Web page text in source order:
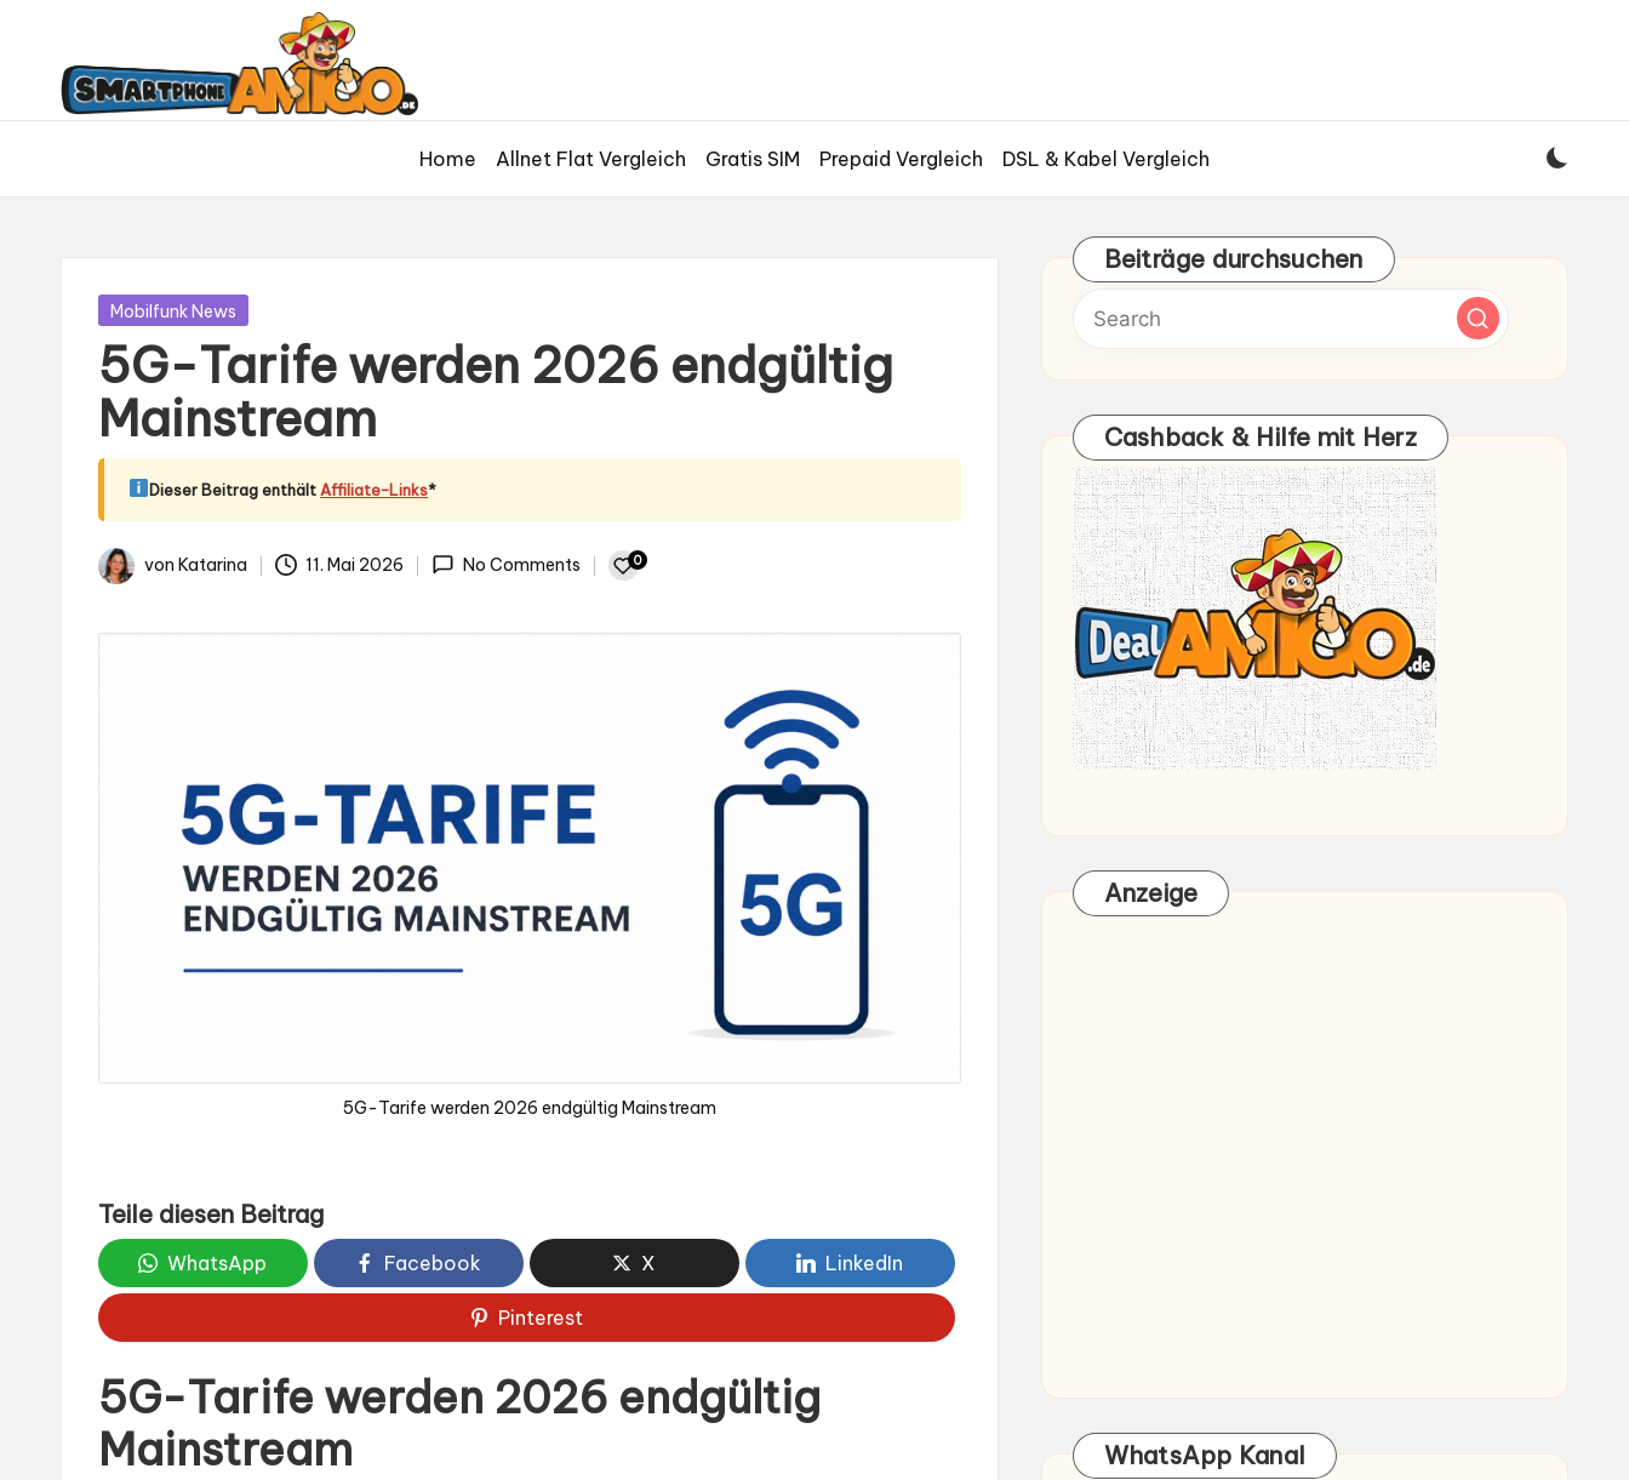
m
a
Begleiter
in
Home Allnet Flat Vergleich Gratis SIM Prepaid Vergleich DSL & Kabel Vergleich
Gepostet
Mobilfunk News
5G-Tarife werden 2026 endgültig
Mainstream
Dieser Beitrag enthält Affiliate-Links*
Gepostet
von Katarina 11. Mai 2026 No Comments 0
5G-Tarife werden 2026 endgültig Mainstream
Teile diesen Beitrag
WhatsApp Facebook X LinkedIn
Pinterest
5G-Tarife werden 2026 endgültig
Mainstream
Beiträge durchsuchen
Cashback & Hilfe mit Herz
Anzeige
WhatsApp Kanal